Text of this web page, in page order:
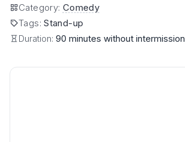
Category: Comedy
Tags:Stand-up
Duration: 90 minutes without intermission